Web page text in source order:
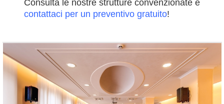
Consulta le nostre strutture convenzionate e
contattaci per un preventivo gratuito!